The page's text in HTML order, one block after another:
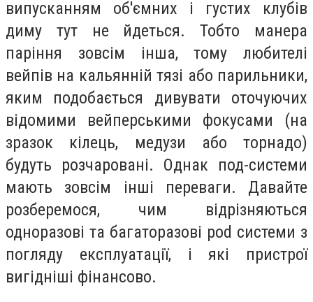
випусканням об'ємних і густих клубів
диму тут не йдеться. Тобто манера
паріння зовсім інша, тому любителі
вейпів на кальянній тязі або парильники,
яким подобається дивувати оточуючих
відомими вейперськими фокусами (на
зразок кілець, медузи або торнадо)
будуть розчаровані. Однак под-системи
мають зовсім інші переваги. Давайте
розберемося, чим відрізняються
одноразові та багаторазові pod системи з
погляду експлуатації, і які пристрої
вигідніші фінансово.